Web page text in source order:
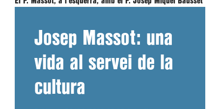
Josep Massot: una
vida al servei de la
cultura